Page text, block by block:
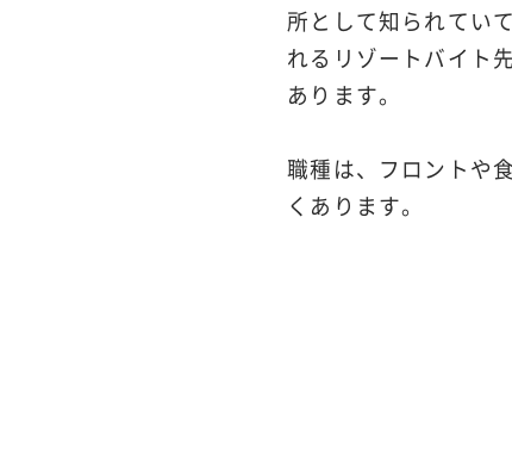
所として知られてい
れるリゾートバイト
あります。
職種は、フロントや
くあります。